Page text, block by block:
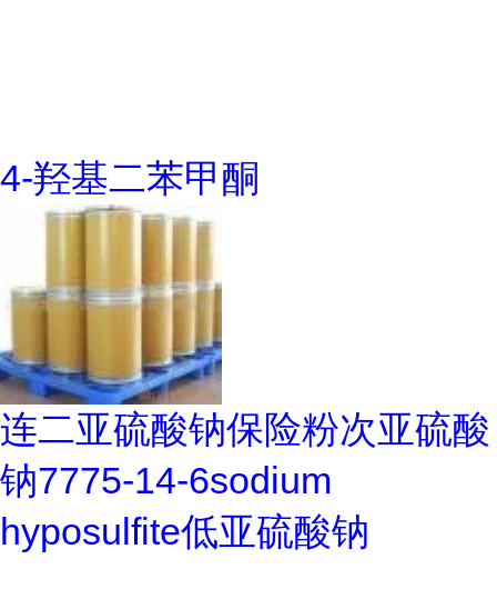
4-羟基二苯甲酮
连二亚硫酸钠保险粉次亚硫酸
钠7775-14-6sodium
hyposulfite低亚硫酸钠